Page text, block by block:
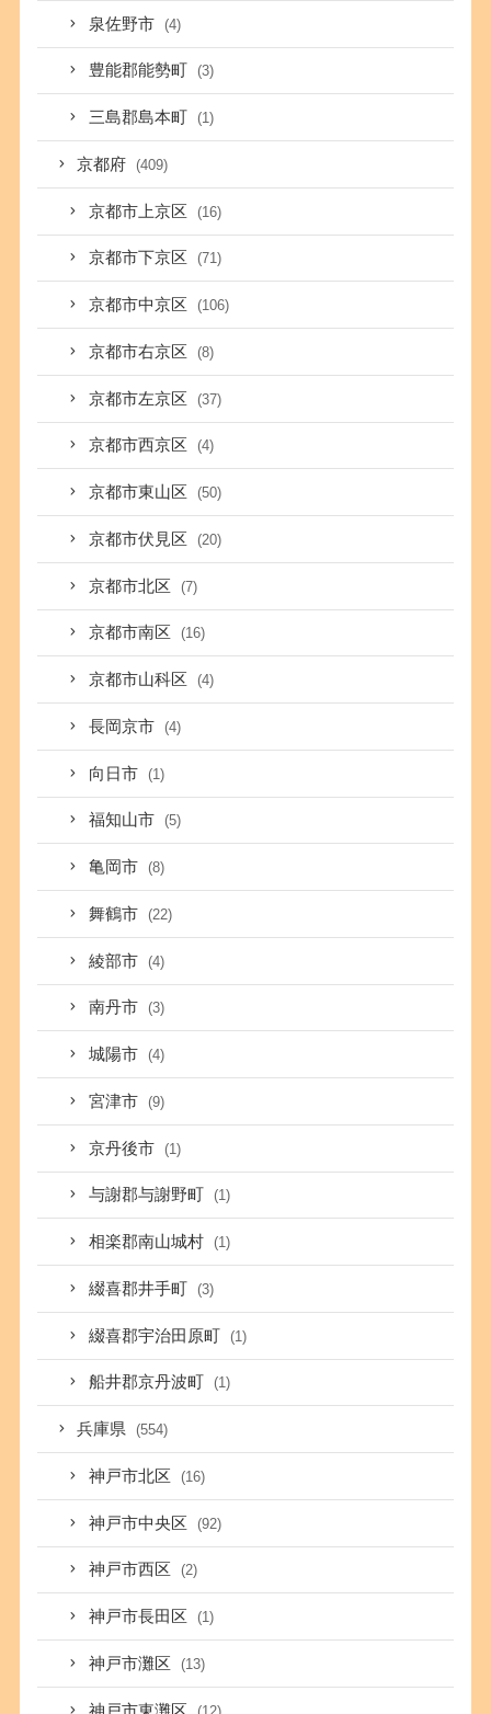
泉佐野市 (4)
豊能郡能勢町 (3)
三島郡島本町 (1)
京都府 (409)
京都市上京区 (16)
京都市下京区 (71)
京都市中京区 (106)
京都市右京区 (8)
京都市左京区 (37)
京都市西京区 (4)
京都市東山区 (50)
京都市伏見区 (20)
京都市北区 (7)
京都市南区 (16)
京都市山科区 (4)
長岡京市 (4)
向日市 (1)
福知山市 (5)
亀岡市 (8)
舞鶴市 (22)
綾部市 (4)
南丹市 (3)
城陽市 (4)
宮津市 (9)
京丹後市 (1)
与謝郡与謝野町 (1)
相楽郡南山城村 (1)
綴喜郡井手町 (3)
綴喜郡宇治田原町 (1)
船井郡京丹波町 (1)
兵庫県 (554)
神戸市北区 (16)
神戸市中央区 (92)
神戸市西区 (2)
神戸市長田区 (1)
神戸市灘区 (13)
神戸市東灘区